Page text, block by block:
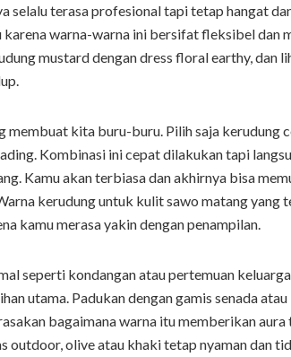
selalu terasa profesional tapi tetap hangat
karena warna-warna ini bersifat fleksibel dan
mustard dengan dress floral earthy, dan
membuat kita buru-buru. Pilih saja kerudung
Kombinasi ini cepat dilakukan tapi
Kamu akan terbiasa dan akhirnya bisa
kerudung untuk kulit sawo matang yang
kamu merasa yakin dengan penampilan.
seperti kondangan atau pertemuan
utama. Padukan dengan gamis senada
bagaimana warna itu memberikan
outdoor, olive atau khaki tetap nyaman dan